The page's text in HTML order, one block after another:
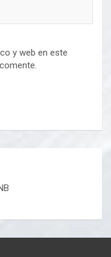
y web en este